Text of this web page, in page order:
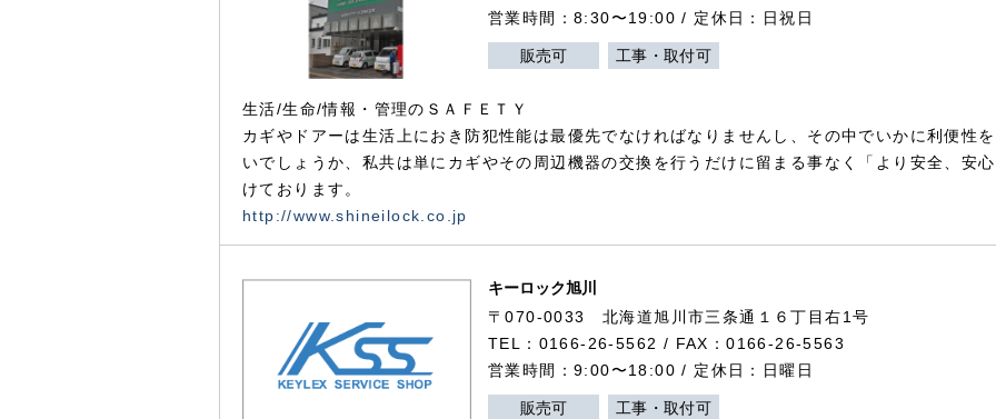
営業時間：8:30〜19:00 / 定休日：日祝日
販売可 工事・取付可
生活/生命/情報・管理のＳＡＦＥＴＹ
カギやドアーは生活上におき防犯性能は最優先でなければなりませんし、その中でいかに利便性
いでしょうか、私共は単にカギやその周辺機器の交換を行うだけに留まる事なく「より安全、安
けております。
http://www.shineilock.co.jp
キーロック旭川
〒070-0033 北海道旭川市三条通１６丁目右1号
TEL：0166-26-5562 / FAX：0166-26-5563
営業時間：9:00〜18:00 / 定休日：日曜日
販売可 工事・取付可